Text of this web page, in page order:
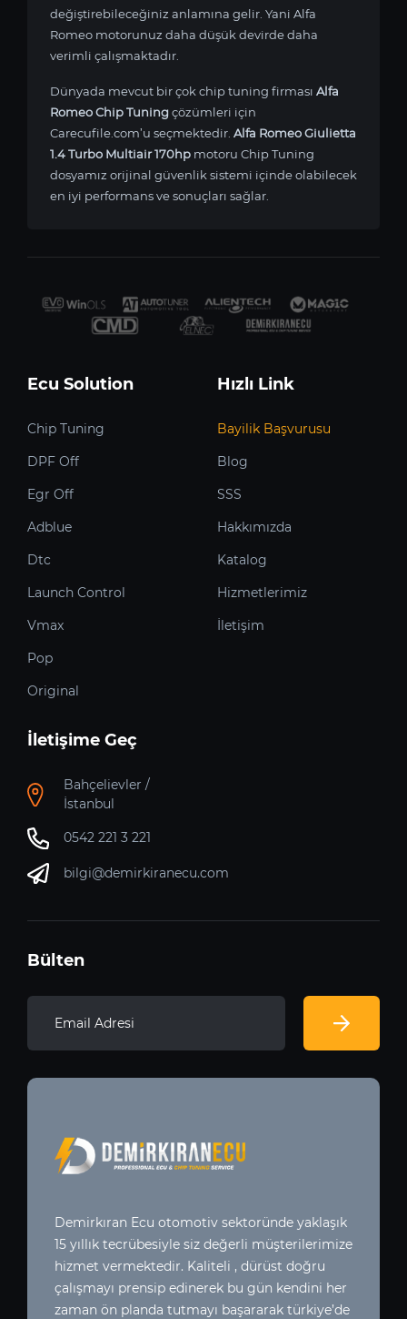
değiştirebileceğiniz anlamına gelir. Yani Alfa
Romeo motorunuz daha düşük devirde daha
verimli çalışmaktadır.
Dünyada mevcut bir çok chip tuning firması Alfa
Romeo Chip Tuningçözümleri için
Carecufile.com’u seçmektedir. Alfa Romeo Giulietta
1.4 Turbo Multiair 170hp motoru Chip Tuning
dosyamız orijinal güvenlik sistemi içinde olabilecek
en iyi performans ve sonuçları sağlar.
Ecu Solution
Chip Tuning
DPF Off
Egr Off
Adblue
Dtc
Launch Control
Vmax
Pop
Original
Hızlı Link
Bayilik Başvurusu
Blog
SSS
Hakkımızda
Katalog
Hizmetlerimiz
İletişim
İletişime Geç
Bahçelievler /
İstanbul
0542 221 3 221
bilgi@demirkiranecu.com
Bülten
Demirkıran Ecu otomotiv sektoründe yaklaşık
15 yıllık tecrübesiyle siz değerli müşterilerimize
hizmet vermektedir. Kaliteli , dürüst doğru
çalışmayı prensip edinerek bu gün kendini her
zaman ön planda tutmayı başararak türkiye’de